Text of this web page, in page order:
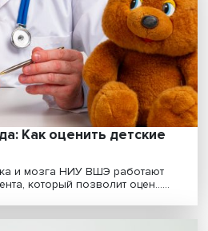
языка: выпадение
глаголов и зачем
в лингвистике вызывают
междисциплинарные